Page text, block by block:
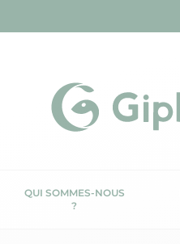
QUI SOMMES-NOUS
?